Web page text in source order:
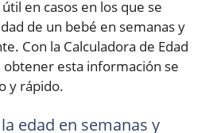
en casos en los que se
de un bebé en semanas y
Con la Calculadora de Edad
obtener esta información se
y rápido.
edad en semanas y